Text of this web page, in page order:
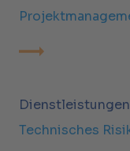
Technisches